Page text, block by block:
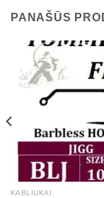
PANAŠŪS
KABLIUKAI